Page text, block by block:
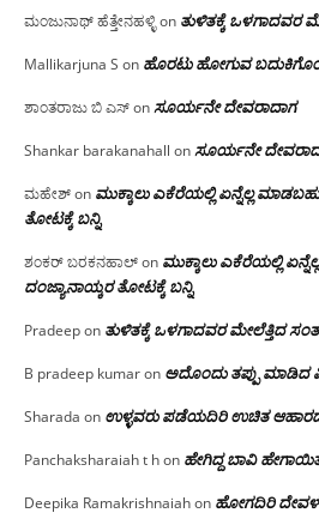
ಮಂಜುನಾಥ್ ಹೆತ್ತೇನಹಳ್ಳಿon ತುಳಿತಕ್ಕೆ ಒಳಗಾದವರ
Mallikarjuna S on ಹೊರಟು ಹೋಗುವ
ಶಾಂತರಾಜು ಬಿ ಎಸ್onಸೂರ್ಯನೇ ದೇವರಾದಾಗ
Shankar barakanahall onಸೂರ್ಯನೇ
ಮಹೇಶ್on ಮುಕ್ಕಾಲು ಎಕೆರೆಯಲ್ಲಿ ಏನ್ನೆಲ್ಲ‌
ತೋಟಕ್ಕೆ ಬನ್ನಿ
ಶಂಕರ್ ಬರಕನಹಾಲ್on ಮುಕ್ಕಾಲು ಎಕೆರೆಯಲ್ಲಿ
ದಂಜ್ಯಾನಾಯ್ಕರ ತೋಟಕ್ಕೆ ಬನ್ನಿ
Pradeepon ತುಳಿತಕ್ಕೆ ಒಳಗಾದವರ ಮೇಲೆತ್ತಿದ
B pradeep kumaron ಅದೊಂದು ತಪ್ಪು ಮಾಡಿದ
Sharada on ಉಳ್ಳವರು ಪಡೆಯದಿರಿ ಉಚಿತ
Panchaksharaiah t hon ಹೇಗಿದ್ದ ಬಾವಿ
Deepika Ramakrishnaiahon ಹೋಗದಿರಿ